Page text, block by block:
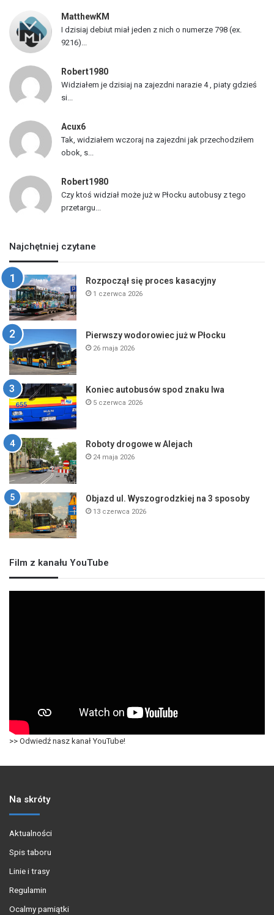
w
MatthewKM
I dzisiaj debiut miał jeden z nich o numerze 798 (ex.
9216)...
Robert1980
Widziałem je dzisiaj na zajezdni narazie 4 , piaty gdzieś
si...
Acux6
Tak, widziałem wczoraj na zajezdni jak przechodziłem
obok, s...
Robert1980
Czy ktoś widział może już w Płocku autobusy z tego
przetargu...
Najchętniej czytane
Rozpoczął się proces kasacyjny
1 czerwca 2026
Pierwszy wodorowiec już w Płocku
26 maja 2026
Koniec autobusów spod znaku lwa
5 czerwca 2026
Roboty drogowe w Alejach
24 maja 2026
Objazd ul. Wyszogrodzkiej na 3 sposoby
13 czerwca 2026
Film z kanału YouTube
>> Odwiedź nasz kanał YouTube!
Na skróty
Aktualności
Spis taboru
Linie i trasy
Regulamin
Ocalmy pamiątki